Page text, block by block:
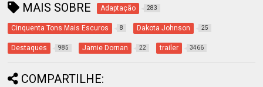
MAIS SOBRE Adaptação 283
Cinquenta Tons Mais Escuros 8 Dakota Johnson 25
Destaques 985 Jamie Dornan 22 trailer 3466
COMPARTILHE: